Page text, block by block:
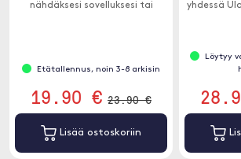
nähdäksesi sovelluksesi tai
Etätallennus, noin 3-8 arkisin
19.90 € 23.90 €
Lisää ostoskoriin
yhdessä
Löytyy